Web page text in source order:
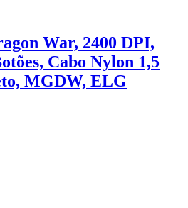
War, 2400 DPI,
Cabo Nylon 1,5
MGDW, ELG